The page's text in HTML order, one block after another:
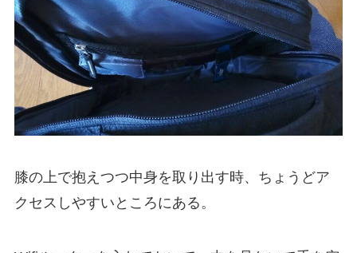
膝の上で抱えつつ中身を取り出す時、ちょうどア
クセスしやすいところにある。